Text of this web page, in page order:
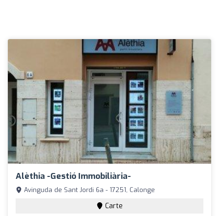
Alèthia -Gestió Immobiliària-
Avinguda de Sant Jordi 6a - 17251, Calonge
Carte